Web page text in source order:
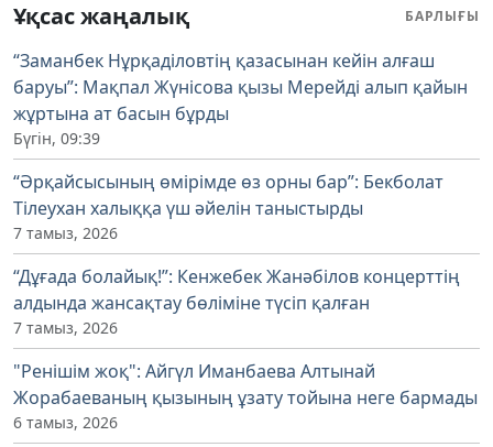
Ұқсас жаңалық БАРЛЫҒЫ
“Заманбек Нұрқаділовтің қазасынан кейін алғаш
баруы”: Мақпал Жүнісова қызы Мерейді алып қайын
жұртына ат басын бұрды
Бүгін, 09:39
“Әрқайсысының өмірімде өз орны бар”: Бекболат
Тілеухан халыққа үш әйелін таныстырды
7 тамыз, 2026
“Дұғада болайық!”: Кенжебек Жанәбілов концерттің
алдында жансақтау бөліміне түсіп қалған
7 тамыз, 2026
"Ренішім жоқ": Айгүл Иманбаева Алтынай
Жорабаеваның қызының ұзату тойына неге бармады
6 тамыз, 2026